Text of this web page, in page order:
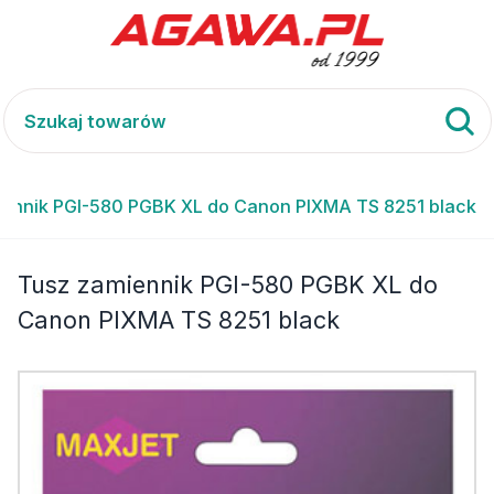
PGI-580 PGBK XL do Canon PIXMA TS 8251 black
Tusz zamiennik PGI-580 PGBK XL do
Canon PIXMA TS 8251 black